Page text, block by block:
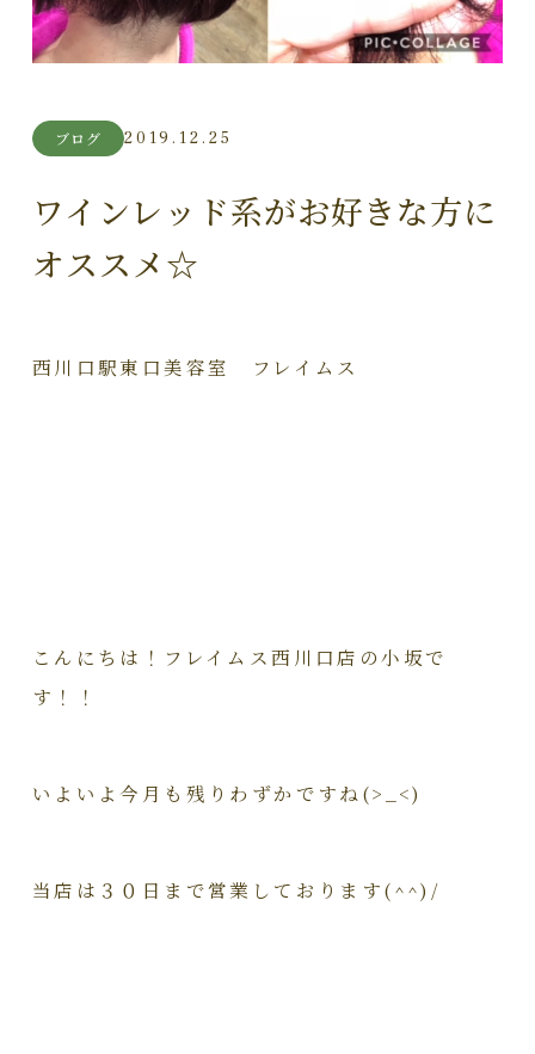
ブログ 2019.12.25
ワインレッド系がお好きな方に
オススメ☆
西川口駅東口美容室 フレイムス
こんにちは！フレイムス西川口店の小坂で
す！！
いよいよ今月も残りわずかですね(>_<)
当店は３０日まで営業しております(^^)/